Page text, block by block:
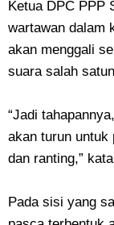
Ketua DPC PPP
wartawan dalam
akan menggali
suara salah
“Jadi
akan turun untuk
dan ranting,”
Pada sisi yang